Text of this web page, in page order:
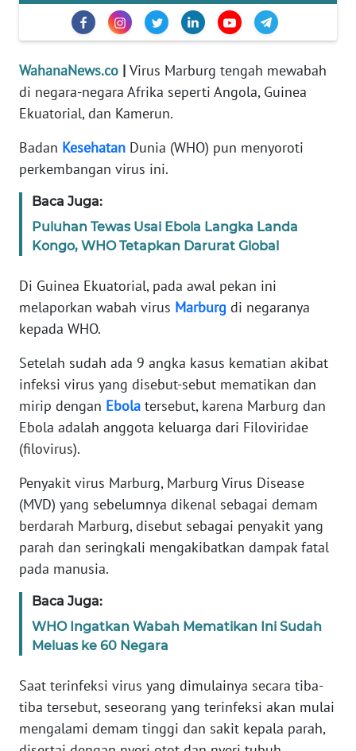
WahanaNews.co | Virus Marburg tengah mewabah
di negara-negara Afrika seperti Angola, Guinea
Ekuatorial, dan Kamerun.
Badan Kesehatan Dunia (WHO) pun menyoroti
perkembangan virus ini.
Baca Juga:
Puluhan Tewas Usai Ebola Langka Landa
Kongo, WHO Tetapkan Darurat Global
Di Guinea Ekuatorial, pada awal pekan ini
melaporkan wabah virus Marburg di negaranya
kepada WHO.
Setelah sudah ada 9 angka kasus kematian akibat
infeksi virus yang disebut-sebut mematikan dan
mirip dengan Ebola tersebut, karena Marburg dan
Ebola adalah anggota keluarga dari Filoviridae
(filovirus).
Penyakit virus Marburg, Marburg Virus Disease
(MVD) yang sebelumnya dikenal sebagai demam
berdarah Marburg, disebut sebagai penyakit yang
parah dan seringkali mengakibatkan dampak fatal
pada manusia.
Baca Juga:
WHO Ingatkan Wabah Mematikan Ini Sudah
Meluas ke 60 Negara
Saat terinfeksi virus yang dimulainya secara tiba-
tiba tersebut, seseorang yang terinfeksi akan mulai
mengalami demam tinggi dan sakit kepala parah,
OLAHRAGA
OPINI
EDITORIAL
Informasi
BERITA
KONTAK
INFO
IKLAN
TENTANG
KAMI
PEDOMAN
MEDIA
SIBER
REDAKSI
KARIR
Wahana
Regional
SUMUT